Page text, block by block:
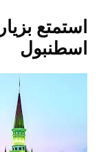
استمتع
اسطنبول